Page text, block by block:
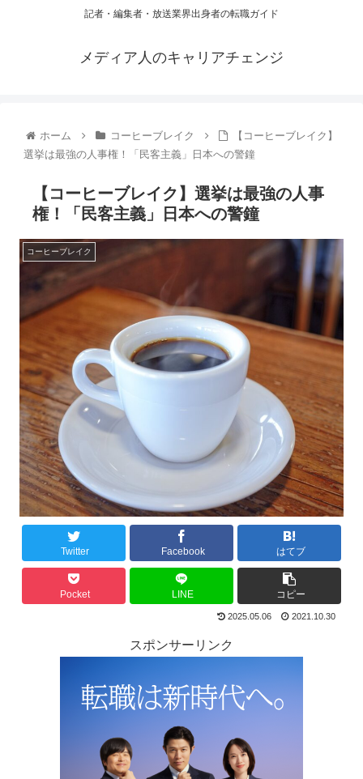
記者・編集者・放送業界出身者の転職ガイド
メディア人のキャリアチェンジ
ホーム コーヒーブレイク
【コーヒーブレイク】
選挙は最強の人事権！「民客主義」日本への警鐘
【コーヒーブレイク】選挙は最強の人事
権！「民客主義」日本への警鐘
コーヒーブレイク
Twitter Facebook はてブ
Pocket LINE コピー
2025.05.06 2021.10.30
スポンサーリンク